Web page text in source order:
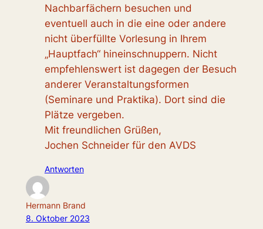
Nachbarfächern besuchen und
eventuell auch in die eine oder andere
nicht überfüllte Vorlesung in Ihrem
„Hauptfach“ hineinschnuppern. Nicht
empfehlenswert ist dagegen der Besuch
anderer Veranstaltungsformen
(Seminare und Praktika). Dort sind die
Plätze vergeben.
Mit freundlichen Grüßen,
Jochen Schneider für den AVDS
Antworten
Hermann Brand
8. Oktober 2023